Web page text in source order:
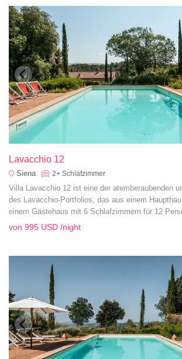
Lavacchio 12
Siena 2+ Schlafzimmer
Villa Lavacchio 12 ist eine der atemberaubenden
des Lavacchio-Portfolios, das aus einem
einem Gästehaus mit 6 Schlafzimmern für 12
der Nähe des Dorfes Montalcino liegt.
von 995 USD /night